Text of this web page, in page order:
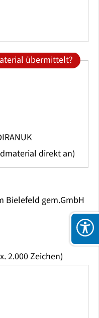
übermittelt?
direkt an)
gem.GmbH
2.000 Zeichen)